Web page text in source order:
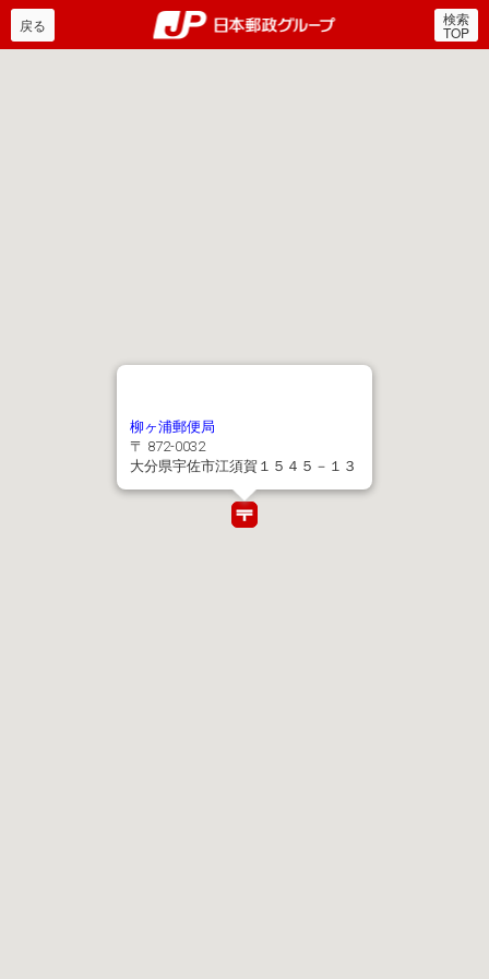
郵便局・日本郵政グルー
戻る 検索
TOP
柳ヶ浦郵便局
〒 872-0032
大分県宇佐市江須賀１５４５－１３